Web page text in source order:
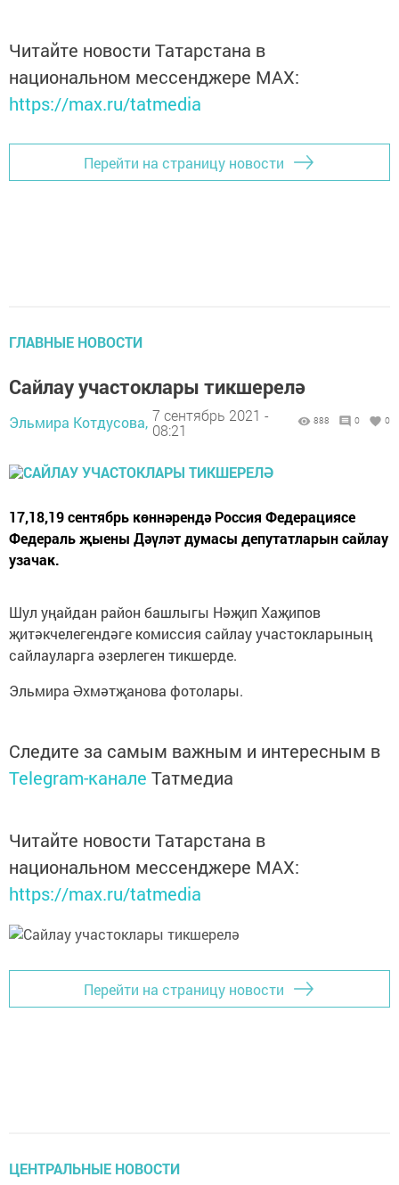
Читайте новости Татарстана в
национальном мессенджере MАХ:
https://max.ru/tatmedia
Перейти на страницу новости
ГЛАВНЫЕ НОВОСТИ
Сайлау участоклары тикшерелә
Эльмира Котдусова, 7 сентябрь 2021 -
08:21
888 0 0
17,18,19 сентябрь көннәрендә Россия Федерациясе
Федераль җыены Дәүләт думасы депутатларын сайлау
узачак.
Шул уңайдан район башлыгы Нәҗип Хаҗипов
җитәкчелегендәге комиссия сайлау участокларының
сайлауларга әзерлеген тикшерде.
Эльмира Әхмәтҗанова фотолары.
Следите за самым важным и интересным в
Telegram-канале Татмедиа
Читайте новости Татарстана в
национальном мессенджере MАХ:
https://max.ru/tatmedia
Перейти на страницу новости
ЦЕНТРАЛЬНЫЕ НОВОСТИ